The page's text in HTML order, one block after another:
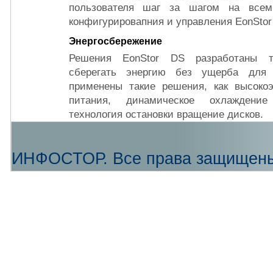
пользователя шаг за шагом на
конфигурировапния и управления
Энергосбережение
Решения EonStor DS разработаны
сберегать энергию без ущерба для
применены такие решения, как
питания, динамическое
технология остановки вращение дисков.
ИНФОСТОР. Все права